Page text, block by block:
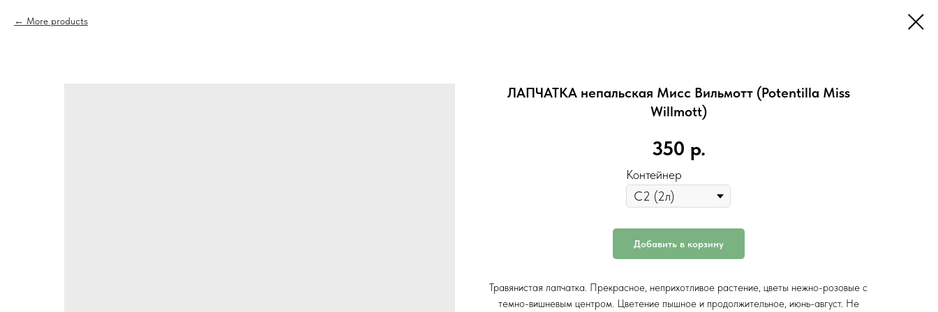
More products
ЛАПЧАТКА непальская Мисс Вильмотт (Potentilla Miss
Willmott)
350 р.
Контейнер
Добавить в корзину
Травянистая лапчатка. Прекрасное, неприхотливое растение, цветы нежно-розовые с
темно-вишневым центром. Цветение пышное и продолжительное, июнь-август. Не